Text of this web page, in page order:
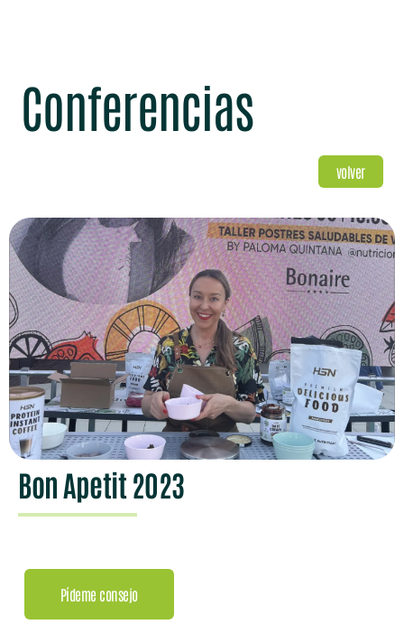
Conferencias
volver
Bon Apetit 2023
Pídeme consejo